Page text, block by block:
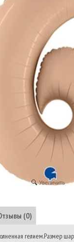
Увеличить
(0)
гелием.Размер